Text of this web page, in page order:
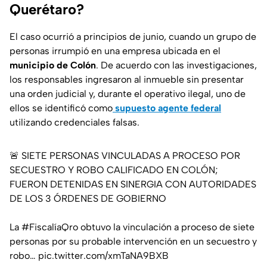
Querétaro?
El caso ocurrió a principios de junio, cuando un grupo de
personas irrumpió en una empresa ubicada en el
municipio de Colón. De acuerdo con las investigaciones,
los responsables ingresaron al inmueble sin presentar
una orden judicial y, durante el operativo ilegal, uno de
ellos se identificó como supuesto agente federal
utilizando credenciales falsas.
🚨 SIETE PERSONAS VINCULADAS A PROCESO POR
SECUESTRO Y ROBO CALIFICADO EN COLÓN;
FUERON DETENIDAS EN SINERGIA CON AUTORIDADES
DE LOS 3 ÓRDENES DE GOBIERNO
La #FiscalíaQro obtuvo la vinculación a proceso de siete
personas por su probable intervención en un secuestro y
robo… pic.twitter.com/xmTaNA9BXB